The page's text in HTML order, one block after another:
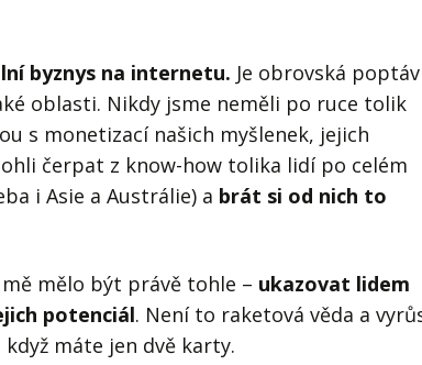
byznys na internetu. Je obrovská
oblasti. Nikdy jsme neměli po ruce tolik
s monetizací našich myšlenek, jejich
čerpat z know-how tolika lidí po celém
i Asie a Austrálie) a brát si od nich to
mělo být právě tohle – ukazovat lidem
potenciál. Není to raketová věda a
máte jen dvě karty.